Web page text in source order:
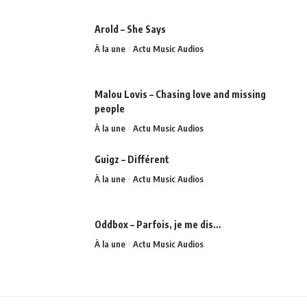
Arold – She Says
À la une Actu Music Audios
Malou Lovis – Chasing love and missing
people
À la une Actu Music Audios
Guigz – Différent
À la une Actu Music Audios
Oddbox – Parfois, je me dis…
À la une Actu Music Audios